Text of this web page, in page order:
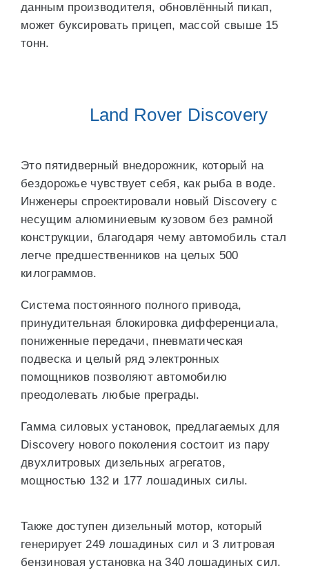
данным производителя, обновлённый пикап,
может буксировать прицеп, массой свыше 15
тонн.
Land Rover Discovery
Это пятидверный внедорожник, который на
бездорожье чувствует себя, как рыба в воде.
Инженеры спроектировали новый Discovery с
несущим алюминиевым кузовом без рамной
конструкции, благодаря чему автомобиль стал
легче предшественников на целых 500
килограммов.
Система постоянного полного привода,
принудительная блокировка дифференциала,
пониженные передачи, пневматическая
подвеска и целый ряд электронных
помощников позволяют автомобилю
преодолевать любые преграды.
Гамма силовых установок, предлагаемых для
Discovery нового поколения состоит из пару
двухлитровых дизельных агрегатов,
мощностью 132 и 177 лошадиных силы.
Также доступен дизельный мотор, который
генерирует 249 лошадиных сил и 3 литровая
бензиновая установка на 340 лошадиных сил.